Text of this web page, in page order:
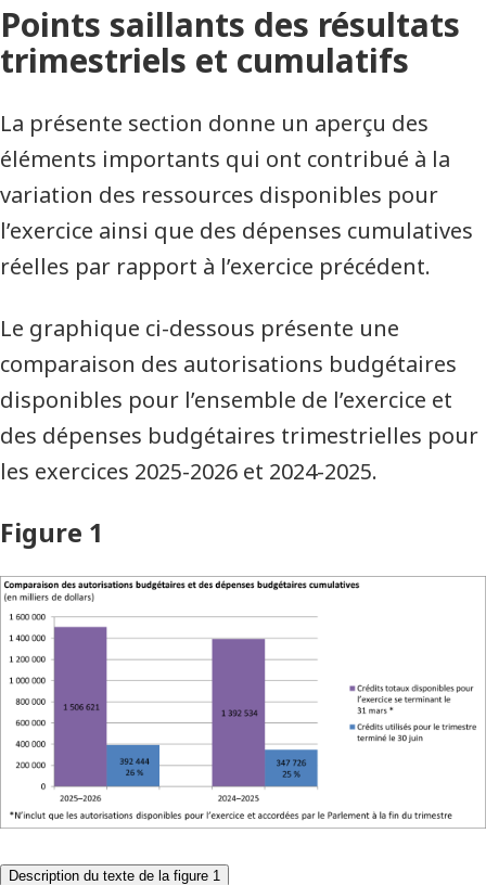
Points saillants des résultats
trimestriels et cumulatifs
La présente section donne un aperçu des
éléments importants qui ont contribué à la
variation des ressources disponibles pour
l’exercice ainsi que des dépenses cumulatives
réelles par rapport à l’exercice précédent.
Le graphique ci-dessous présente une
comparaison des autorisations budgétaires
disponibles pour l’ensemble de l’exercice et
des dépenses budgétaires trimestrielles pour
les exercices 2025-2026 et 2024-2025.
Figure 1